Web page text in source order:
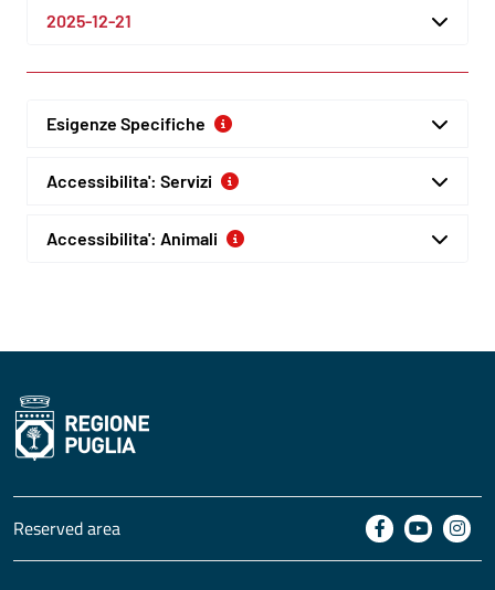
2025-12-21
Esigenze Specifiche
Accessibilita': Servizi
Accessibilita': Animali
Reserved area